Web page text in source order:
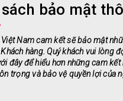
bảo mật
Nam cam kết sẽ bảo mật
hàng. Quý khách vui lòng
đây để hiểu hơn những cam
trọng và bảo vệ quyền lợi của